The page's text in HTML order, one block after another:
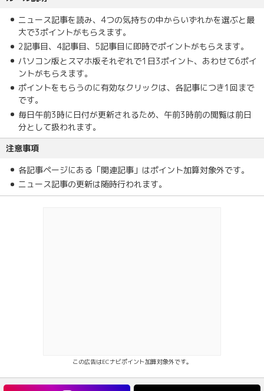
ニュース記事を読み、4つの気持ちの中からいずれかを選ぶと最
大で3ポイントがもらえます。
2記事目、4記事目、5記事目に即時でポイントがもらえます。
パソコン版とスマホ版それぞれで1日3ポイント、あわせて6ポイ
ントがもらえます。
ポイントをもらうのに有効なクリックは、各記事につき1回まで
です。
毎日午前3時に日付が更新されるため、午前3時前の閲覧は前日
分として扱われます。
注意事項
各記事ページにある「関連記事」はポイント加算対象外です。
ニュース記事の更新は随時行われます。
この広告はECナビポイント加算対象外です。